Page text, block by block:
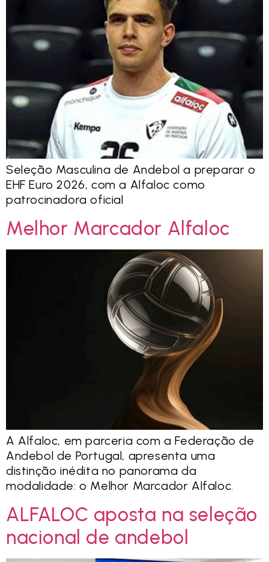
Seleção Masculina de Andebol a preparar o
EHF Euro 2026, com a Alfaloc como
patrocinadora oficial
Melhor Marcador Alfaloc
A Alfaloc, em parceria com a Federação de
Andebol de Portugal, apresenta uma
distinção inédita no panorama da
modalidade: o Melhor Marcador Alfaloc.
ALFALOC aposta na seleção
nacional de andebol